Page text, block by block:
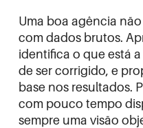
Uma boa agência
com dados brutos.
identifica o que está
de ser corrigido, e
base nos resultados.
com pouco tempo
sempre uma visão